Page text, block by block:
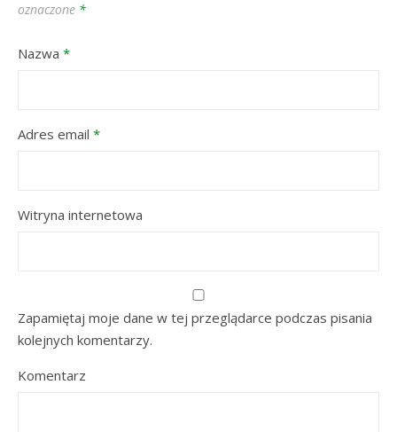
oznaczone *
Nazwa *
Adres email *
Witryna internetowa
Zapamiętaj moje dane w tej przeglądarce podczas pisania
kolejnych komentarzy.
Komentarz